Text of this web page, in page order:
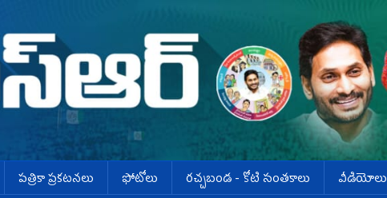
పత్రికా ప్రకటనలు ఫోటోలు ర‌చ్చ‌బండ‌ - కోటి సంత‌కాలు వీడియోలు